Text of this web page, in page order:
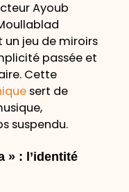
Ayoub
jeu de miroirs
passée et
Cette
sert de
suspendu.
» : l’identité